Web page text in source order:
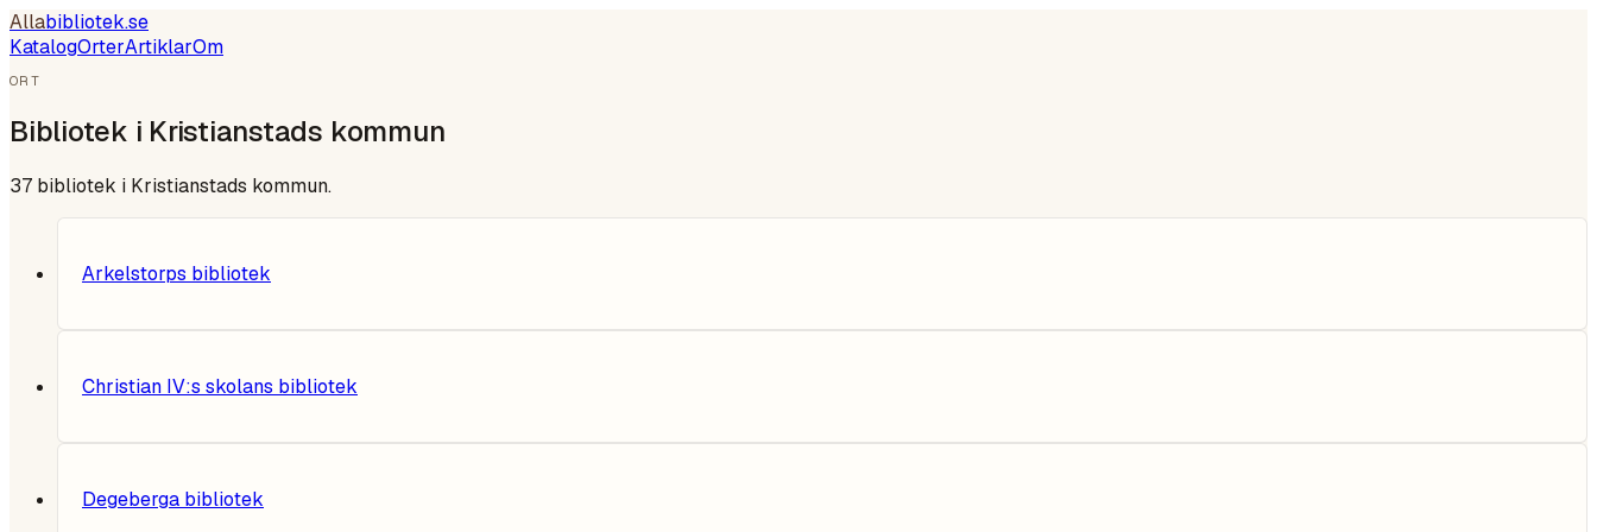
Allabibliotek.se
KatalogOrterArtiklarOm
ORT
Bibliotek i Kristianstads kommun
37 bibliotek i Kristianstads kommun.
Arkelstorps bibliotek
Christian IV:s skolans bibliotek
Degeberga bibliotek